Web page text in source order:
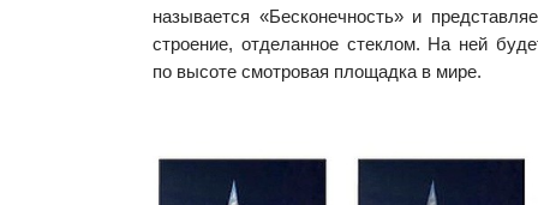
называется «Бесконечность» и
строение, отделанное стеклом. На ней
по высоте смотровая площадка в мире.